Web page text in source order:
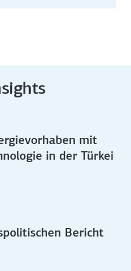
mit
in der Türkei
Bericht